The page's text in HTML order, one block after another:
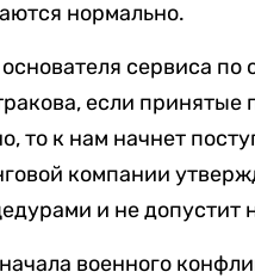
нормально.
сервиса по
если принятые
то к нам начнет
компании
и не допустит
военного